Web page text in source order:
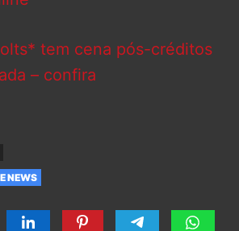
tem cena pós-créditos
– confira
NEWS